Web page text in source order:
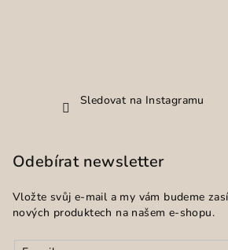
Sledovat na Instagramu
Odebírat newsletter
Vložte svůj e-mail a my vám budeme
nových produktech na našem e-shopu.